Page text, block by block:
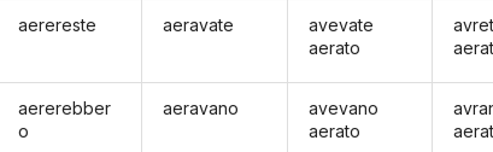
aerereste
aererebber
o
aeravate
aeravano
avevate
aerato
avevano
aerato